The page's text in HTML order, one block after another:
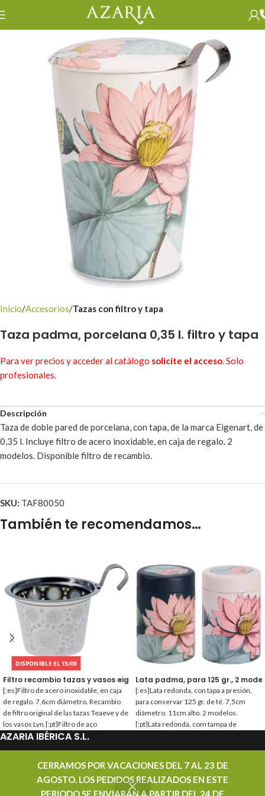
Inicio Accesorios Tazas con filtro y tapa
Taza padma, porcelana 0,35 l. filtro y tapa
Para ver precios y acceder al catálogo solicite el acceso. Solo
profesionales.
Descripción
Taza de doble pared de porcelana, con tapa, de la marca Eigenart, de
0,35 l. Incluye filtro de acero inoxidable, en caja de regalo. 2
modelos. Disponible filtro de recambio.
SKU: TAF80050
También te recomendamos…
DISPONIBLE EL 15/09
Filtro recambio tazas y vasos eigenart
[:es]Filtro de acero inoxidable, en caja
de regalo. 7,6cm diámetro. Recambio
de filtro original de las tazas Teaeve y de
los vasos Lyn.[:pt]Filtro de aço
inoxidável, em caixa de presente. 7,6cm
Lata padma, para 125 gr., 2
[:es]Lata redonda, con tapa a presión,
para conservar 125 gr. de té. 7,5cm
diámetro. 11cm alto. 2 modelos.
[:pt]Lata redonda, com tampa de
AZARIA IBÉRICA S.L.
PROMOCIONES
CONTACTAR
CERRAMOS POR VACACIONES DEL 7 AL 23 DE
AGOSTO. LOS PEDIDOS REALIZADOS EN ESTE
PERIODO SE ENVIARÁN A PARTIR DEL 24 DE